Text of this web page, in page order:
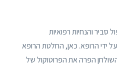
סביר והנחיות רפואיות
ידי הרופא. כאן, החלטת הרופא
הפרה את הפרוטוקול של